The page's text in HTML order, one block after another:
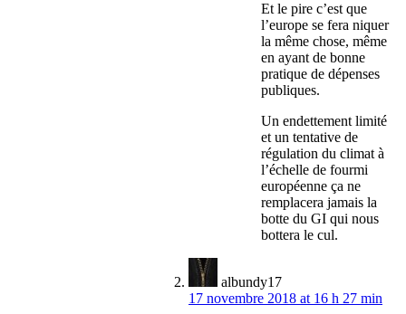
Et le pire c’est que
l’europe se fera niquer
la même chose, même
en ayant de bonne
pratique de dépenses
publiques.
Un endettement limité
et un tentative de
régulation du climat à
l’échelle de fourmi
européenne ça ne
remplacera jamais la
botte du GI qui nous
bottera le cul.
albundy17
17 novembre 2018 at 16 h 27 min